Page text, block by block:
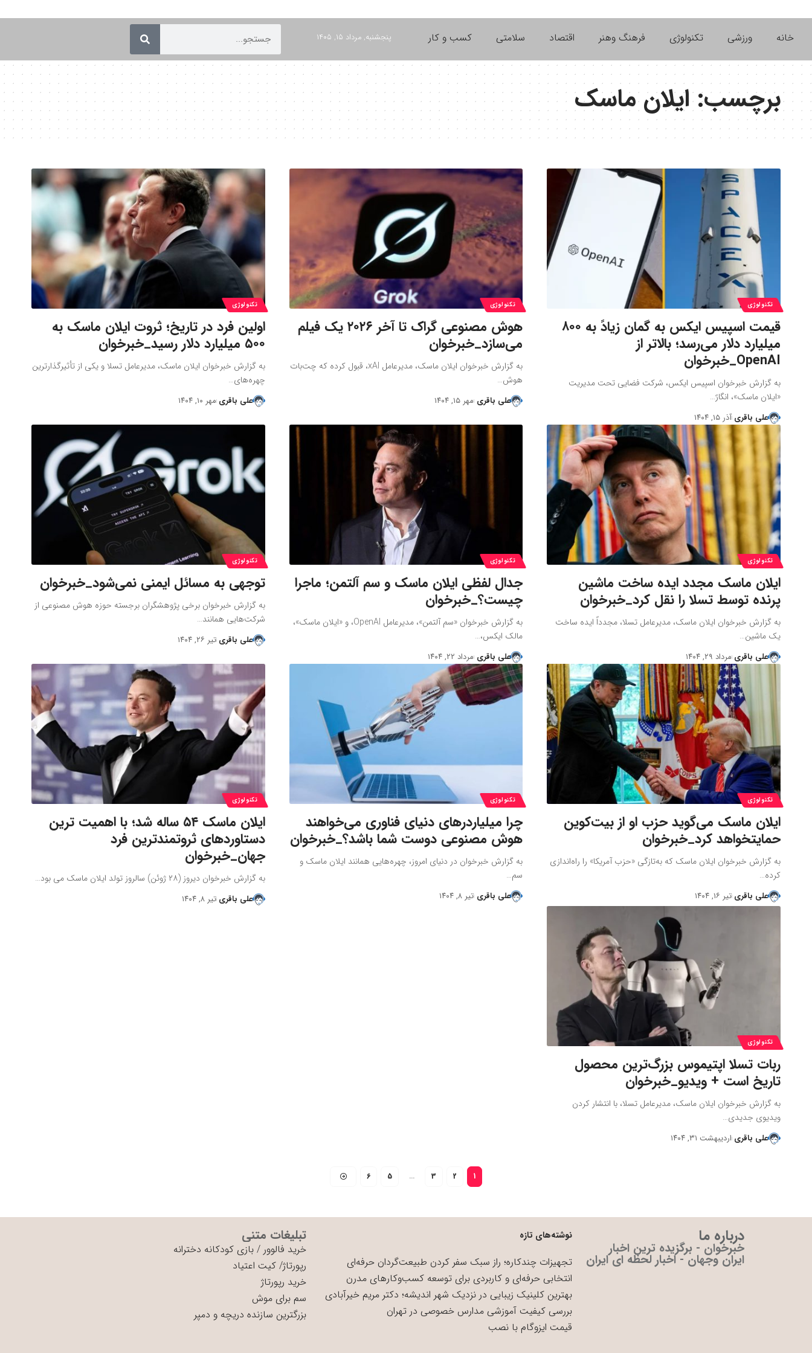
خانه ورزشی تکنولوژی فرهنگ وهنر اقتصاد سلامتی کسب و کار پنجشنبه, مرداد ۱۵, ۱۴۰۵
برچسب:ایلان ماسک
تکنولوژی
قیمت اسپیس ایکس به گمان زیادً به ۸۰۰
میلیارد دلار می‌رسد؛ بالاتر از
OpenAI_خبرخوان
به گزارش خبرخوان اسپیس ایکس، شرکت فضایی تحت مدیریت
«ایلان ماسک»، انگارً…
علی باقری آذر ۱۵, ۱۴۰۴
تکنولوژی
هوش مصنوعی گراک تا آخر ۲۰۲۶ یک فیلم
می‌سازد_خبرخوان
به گزارش خبرخوان ایلان ماسک، مدیرعامل xAI، قبول کرده که چت‌بات
هوش…
علی باقری مهر ۱۵, ۱۴۰۴
تکنولوژی
اولین فرد در تاریخ؛ ثروت ایلان ماسک به
۵۰۰ میلیارد دلار رسید_خبرخوان
به گزارش خبرخوان ایلان ماسک، مدیرعامل تسلا و یکی از تأثیرگذارترین
چهره‌های…
علی باقری مهر ۱۰, ۱۴۰۴
تکنولوژی
ایلان ماسک مجدد ایده ساخت ماشین
پرنده توسط تسلا را نقل کرد_خبرخوان
به گزارش خبرخوان ایلان ماسک، مدیرعامل تسلا، مجدداً ایده ساخت
یک ماشین…
علی باقری مرداد ۲۹, ۱۴۰۴
تکنولوژی
جدال لفظی ایلان ماسک و سم آلتمن؛ ماجرا
چیست؟_خبرخوان
به گزارش خبرخوان «سم آلتمن»، مدیرعامل OpenAI، و «ایلان ماسک»،
مالک ایکس،…
علی باقری مرداد ۲۲, ۱۴۰۴
تکنولوژی
توجهی به مسائل ایمنی نمی‌شود_خبرخوان
به گزارش خبرخوان برخی پژوهشگران برجسته حوزه هوش مصنوعی از
شرکت‌هایی همانند…
علی باقری تیر ۲۶, ۱۴۰۴
تکنولوژی
ایلان ماسک می‌گوید حزب او از بیت‌کوین
حمایتخواهد کرد_خبرخوان
به گزارش خبرخوان ایلان ماسک که به‌تازگی «حزب آمریکا» را راه‌اندازی
کرده…
علی باقری تیر ۱۶, ۱۴۰۴
تکنولوژی
چرا میلیاردرهای دنیای فناوری می‌خواهند
هوش مصنوعی دوست شما باشد؟_خبرخوان
به گزارش خبرخوان در دنیای امروز، چهره‌هایی همانند ایلان ماسک و
سم…
علی باقری تیر ۸, ۱۴۰۴
تکنولوژی
ایلان ماسک ۵۴ ساله شد؛ با اهمیت ترین
دستاوردهای ثروتمندترین فرد
جهان_خبرخوان
به گزارش خبرخوان دیروز (۲۸ ژوئن) سالروز تولد ایلان ماسک می بود…
علی باقری تیر ۸, ۱۴۰۴
تکنولوژی
ربات تسلا اپتیموس بزرگ‌ترین محصول
تاریخ است + ویدیو_خبرخوان
به گزارش خبرخوان ایلان ماسک، مدیرعامل تسلا، با انتشار کردن
ویدیوی جدیدی…
علی باقری اردیبهشت ۳۱, ۱۴۰۴
1
2
3
…
5
6
درباره ما
خبرخوان - برگزیده ترین اخبار
ایران وجهان - اخبار لحظه ای ایران
نوشته‌های تازه
تجهیزات چندکاره؛ راز سبک سفر کردن طبیعت‌گردان حرفه‌ای
انتخابی حرفه‌ای و کاربردی برای توسعه کسب‌وکارهای مدرن
بهترین کلینیک زیبایی در نزدیک شهر اندیشه؛ دکتر مریم خیرآبادی
بررسی کیفیت آموزشی مدارس خصوصی در تهران
قیمت ایزوگام با نصب
تبلیغات متنی
خرید فالوور /بازی کودکانه دخترانه
رپورتاژ/کیت اعتیاد
خرید رپورتاژ
سم برای موش
بزرگترین سازنده دریچه و دمپر